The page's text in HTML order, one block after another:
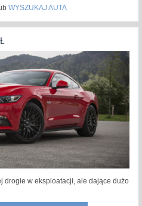
WYSZUKAJ AUTA
drogie w eksploatacji, ale dające dużo